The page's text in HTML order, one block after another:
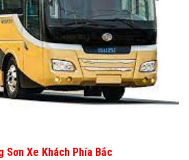
Sơn Xe Khách Phía Bắc